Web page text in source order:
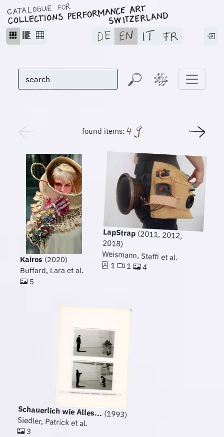
found items:
Kairos (2020)
Buffard, Lara et al.
5
LapStrap(2011, 2012,
2018)
Weismann, Steffi et al.
1 1 4
Schauerlich wie Alles... (1993)
Siedler, Patrick et al.
3